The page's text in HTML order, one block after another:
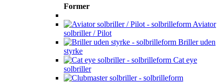
Former
Aviator
solbriller / Pilot
Briller uden
styrke
Cat eye
solbriller